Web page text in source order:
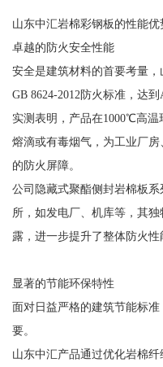
山东中汇岩棉彩钢板的性能优
卓越的防火安全性能
安全是建筑材料的首要考量
GB 8624-2012防火标准，达到
实测表明，产品在1000℃高
熔滴或有毒烟气，为工业厂
的防火屏障。
公司隐藏式聚酯侧封岩棉板
所，如发电厂、机库等，其
露，进一步提升了整体防火性
显著的节能环保特性
面对日益严格的建筑节能标
要。
山东中汇产品通过优化岩棉